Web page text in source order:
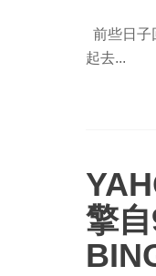
前些日子
起去...
擎